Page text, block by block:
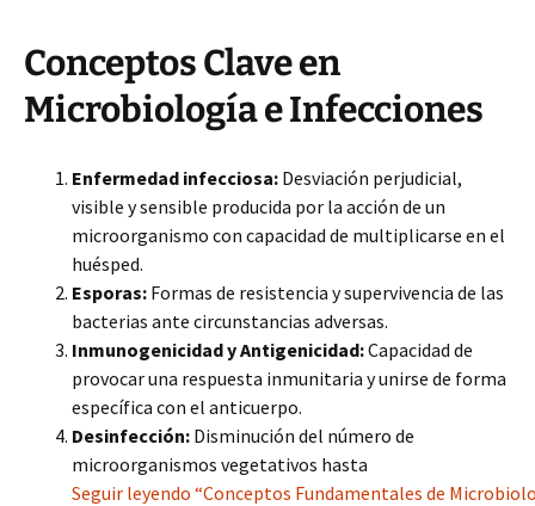
Conceptos Clave en
Microbiología e Infecciones
Enfermedad infecciosa: Desviación perjudicial,
visible y sensible producida por la acción de un
microorganismo con capacidad de multiplicarse en el
huésped.
Esporas: Formas de resistencia y supervivencia de las
bacterias ante circunstancias adversas.
Inmunogenicidad y Antigenicidad:Capacidad de
provocar una respuesta inmunitaria y unirse de forma
específica con el anticuerpo.
Desinfección: Disminución del número de
microorganismos vegetativos hasta
Seguir leyendo “Conceptos Fundamentales de